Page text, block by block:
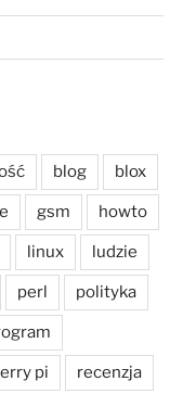
blog blox
gsm howto
linux ludzie
perl polityka
pi recenzja